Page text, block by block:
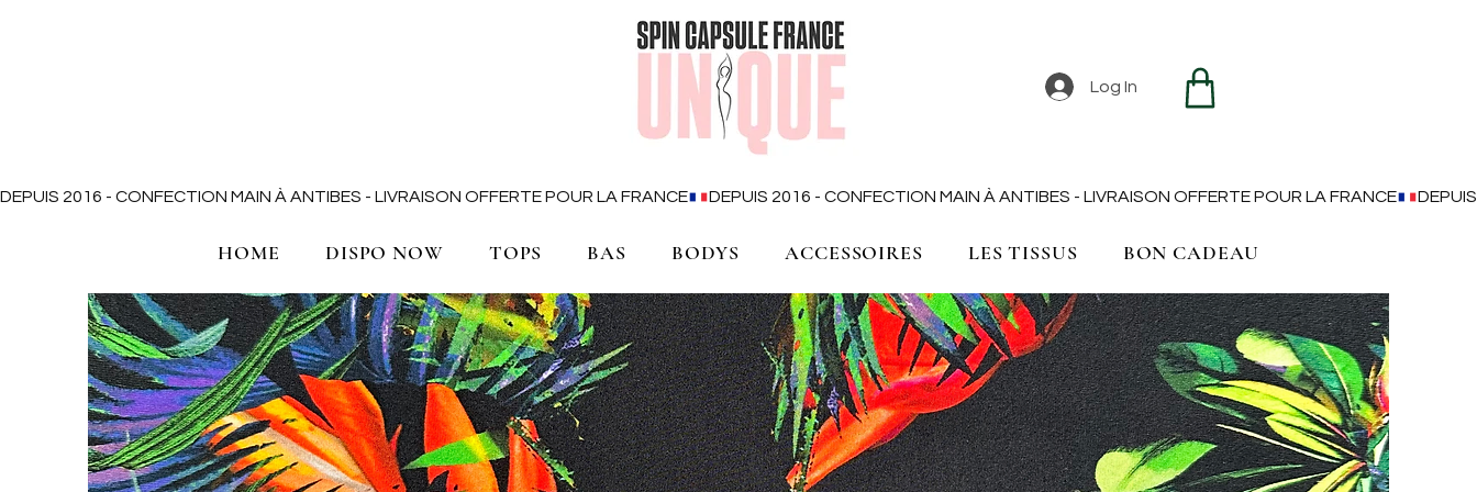
Log In
DEPUIS 2016 - CONFECTION MAIN À ANTIBES - LIVRAISON OFFERTE POUR LA FRANCE
HOME DISPO NOW TOPS BAS BODYS ACCESSOIRES LES TISSUS BON CADEAU